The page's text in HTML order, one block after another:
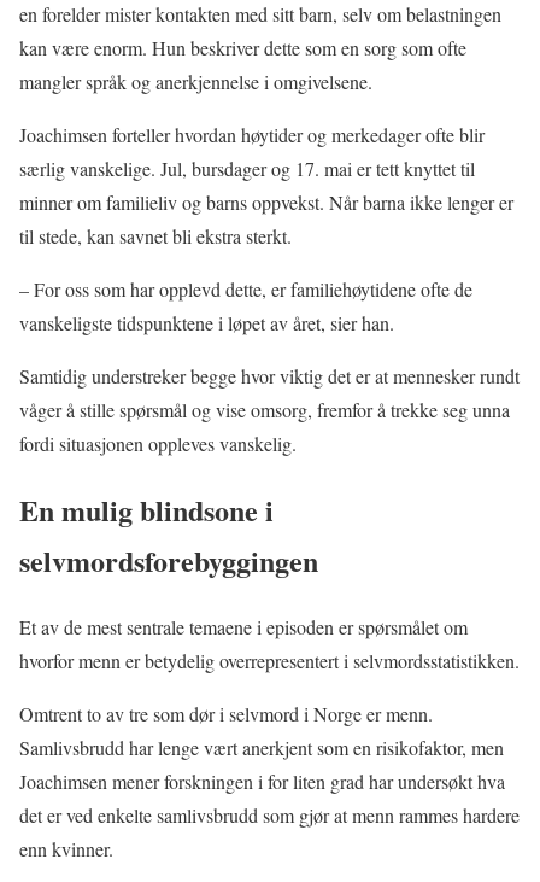
en forelder mister kontakten med sitt barn, selv om belastningen
kan være enorm. Hun beskriver dette som en sorg som ofte
mangler språk og anerkjennelse i omgivelsene.
Joachimsen forteller hvordan høytider og merkedager ofte blir
særlig vanskelige. Jul, bursdager og 17. mai er tett knyttet til
minner om familieliv og barns oppvekst. Når barna ikke lenger er
til stede, kan savnet bli ekstra sterkt.
– For oss som har opplevd dette, er familiehøytidene ofte de
vanskeligste tidspunktene i løpet av året, sier han.
Samtidig understreker begge hvor viktig det er at mennesker rundt
våger å stille spørsmål og vise omsorg, fremfor å trekke seg unna
fordi situasjonen oppleves vanskelig.
En mulig blindsone i
selvmordsforebyggingen
Et av de mest sentrale temaene i episoden er spørsmålet om
hvorfor menn er betydelig overrepresentert i selvmordsstatistikken.
Omtrent to av tre som dør i selvmord i Norge er menn.
Samlivsbrudd har lenge vært anerkjent som en risikofaktor, men
Joachimsen mener forskningen i for liten grad har undersøkt hva
det er ved enkelte samlivsbrudd som gjør at menn rammes hardere
enn kvinner.